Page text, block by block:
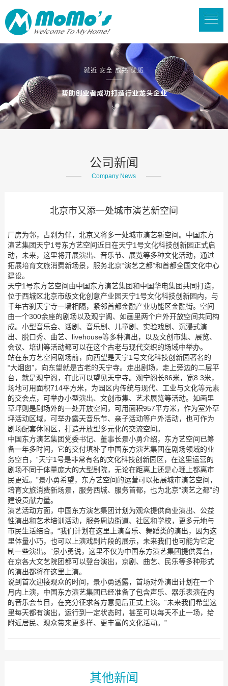
公司新闻
Company News
北京市又添一处城市演艺新空间
厂房为邻，古刹为伴，北京又将多一处城市演艺新空间。中国东方
演艺集团天宁1号东方艺空间近日在天宁1号文化科技创新园正式启
动，未来，这里将开展演出、音乐节、展览等多种文化活动，通过
拓展培育文旅消费新场景，服务北京“演艺之都”和首都全国文化中心
建设。
天宁1号东方艺空间由中国东方演艺集团和中国华电集团共同打造，
位于西城区北京市级文化创意产业园天宁1号文化科技创新园内，与
千年古刹天宁寺一墙相隔，紧邻首都金融产业功能区金融街。空间
由一个300余座的剧场以及观宁阁、如画里两个户外开放空间共同构
成。小型音乐会、话剧、音乐剧、儿童剧、实验戏剧、沉浸式演
出、脱口秀、曲艺、livehouse等多种演出，以及文创市集、展览、
会议、培训等活动都可以在这个古老与现代交织的场域中举办。
站在东方艺空间剧场前，向西望是天宁1号文化科技创新园著名的
“大烟囱”，向东望就是古老的天宁寺。走出剧场，走上旁边的二层平
台，就是观宁阁，在此可以望见天宁寺。观宁阁长86米，宽8.3米，
场地可用面积714平方米，为园区内传统与现代、工业与文化等元素
的交会点，可举办小型演出、文创市集、艺术展览等活动。如画里
草坪则是剧场外的一处开放空间，可用面积957平方米，作为室外草
坪活动区域，可举办露天音乐节、亲子活动等户外活动，也可作为
剧场配套休闲区，打造开放型多元化的交流空间。
中国东方演艺集团党委书记、董事长景小勇介绍，东方艺空间已筹
备一年多时间，它的交付填补了中国东方演艺集团在剧场领域的业
务空白，“天宁1号是非常有名的文化科技创新园区，在这里运营的
剧场不同于体量庞大的大型剧院，无论在距离上还是心理上都离市
民更近。”景小勇希望，东方艺空间的运营可以拓展城市演艺空间，
培育文旅消费新场景，服务西城、服务首都，也为北京“演艺之都”的
建设贡献力量。
演艺活动方面，中国东方演艺集团计划为观众提供商业演出、公益
性演出和艺术培训活动，服务周边街道、社区和学校，更多元地与
市民生活结合。“我们计划在这里上演音乐、舞蹈类的演出，因为这
里体量小巧，也可以上演戏剧片段的展示，未来我们也可能为它定
制一些演出。”景小勇说，这里不仅为中国东方演艺集团提供舞台，
在京各大文艺院团都可以登台演出，京剧、曲艺、民乐等多种形式
的演出都将在这里上演。
说到首次迎接观众的时间，景小勇透露，首场对外演出计划在一个
月内上演，中国东方演艺集团已经准备了包含声乐、器乐表演在内
的音乐会节目，在充分征求各方意见后正式上演。“未来我们希望这
里每天都有演出，运行到一定状态时，甚至可以每天不止一场，给
附近居民、观众带来更多样、更丰富的文化活动。”
其他新闻